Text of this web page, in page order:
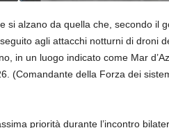
si alzano da quella che, secondo il
agli attacchi notturni di droni
in un luogo indicato come Mar
(Comandante della Forza dei
priorità durante l’incontro